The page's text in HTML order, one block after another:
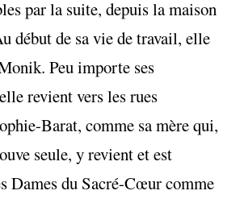
par la suite, depuis la maison
début de sa vie de travail, elle
Peu importe ses
revient vers les rues
Barat, comme sa mère qui,
seule, y revient et est
Dames du Sacré-Cœur comme